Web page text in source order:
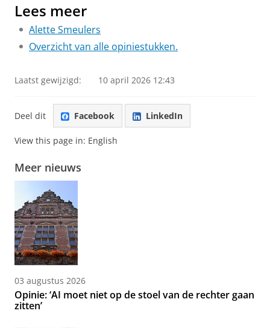
Lees meer
Alette Smeulers
Overzicht van alle opiniestukken.
Laatst gewijzigd: 10 april 2026 12:43
Deel dit Facebook LinkedIn
View this page in: English
Meer nieuws
03 augustus 2026
Opinie: ‘AI moet niet op de stoel van de rechter gaan
zitten’